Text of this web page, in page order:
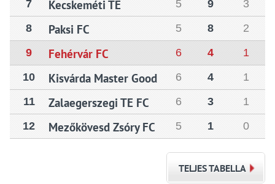
7 Kecskeméti TE 5 9
3
8
Paksi FC 5 8
2
9
Fehérvár FC 6 4
1
10
Kisvárda Master Good 6 4
1
11
Zalaegerszegi TE FC 6 3
1
12
Mezőkövesd Zsóry FC 5 1 0
TELJES TABELLA